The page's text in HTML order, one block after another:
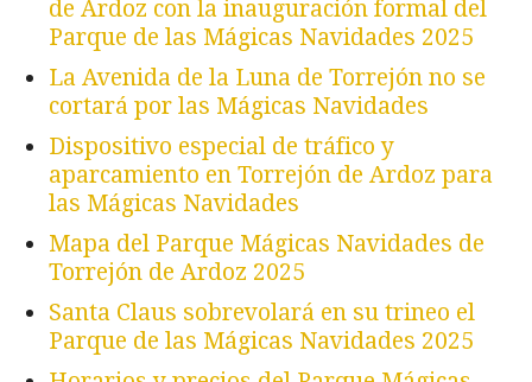
de Ardoz con la inauguración formal del
Parque de las Mágicas Navidades 2025
La Avenida de la Luna de Torrejón no se
cortará por las Mágicas Navidades
Dispositivo especial de tráfico y
aparcamiento en Torrejón de Ardoz para
las Mágicas Navidades
Mapa del Parque Mágicas Navidades de
Torrejón de Ardoz 2025
Santa Claus sobrevolará en su trineo el
Parque de las Mágicas Navidades 2025